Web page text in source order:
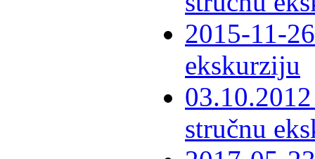
2015-11-
ekskurziju
stručnu